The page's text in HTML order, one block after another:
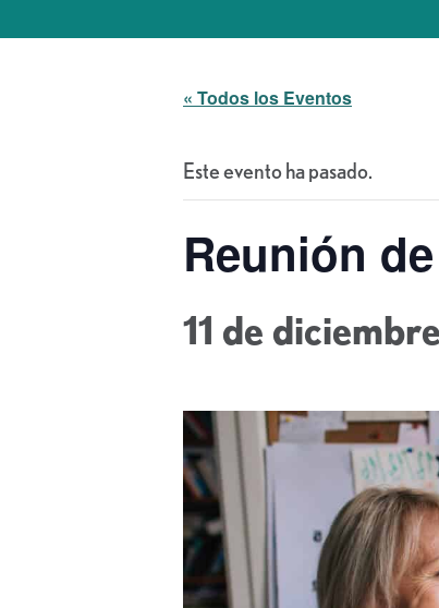
« Todos los Eventos
Este evento ha pasado.
Reunión
11 de